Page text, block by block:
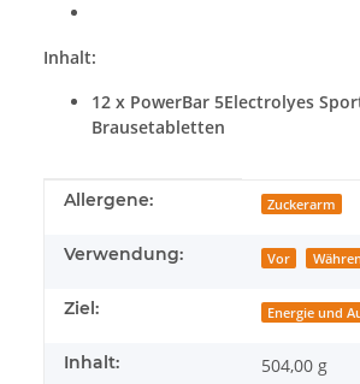
Inhalt:
12 x PowerBar 5Electrolyes
Brausetabletten
Produkteigenschaft
Wert
Allergene: Zuckerarm
Verwendung: Vor
Ziel: Energie und
Inhalt: 504,00 g